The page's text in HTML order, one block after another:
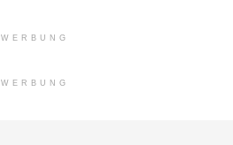
WERBUNG
WERBUNG